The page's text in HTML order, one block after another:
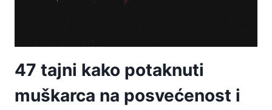
47 tajni kako potaknuti
muškarca na posvećenost i